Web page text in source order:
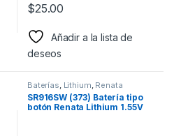
$25.00
Añadir a la lista de
deseos
Baterías Lithium Renata
SR916SW (373) Batería tipo
botón Renata Lithium 1.55V